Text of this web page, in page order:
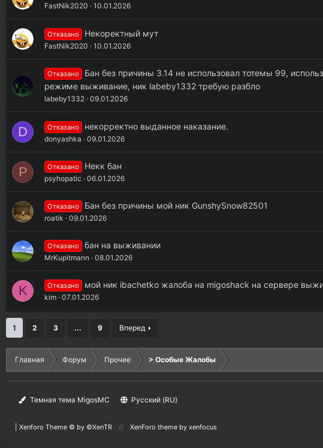
FastNik2020 10.01.2026
Отказано Некоректный мут
FastNik2020 10.01.2026
Отказано
Бан без причины 3.14 не использовал тотемы 99,
режиме выживание, ник labeby1332 требую разбло
labeby1332 09.01.2026
D Отказано некорректно выданное наказание.
donyashka 09.01.2026
P Отказано Некк бан
psyhopatic 06.01.2026
Отказано Бан без причины мой ник GunshySnow82501
roatik 09.01.2026
Отказано бан на выживании
MrKupitmann 08.01.2026
K Отказано мой ник ibachetko жалоба на migoshack на сервере
kim 07.01.2026
1 2 3 ... 9 Вперед
Главная Форум Прочее > Особые Жалобы
Темная тема MigosMC Русский (RU)
Xenforo Theme © by ©XenTR XenForo theme by xenfocus